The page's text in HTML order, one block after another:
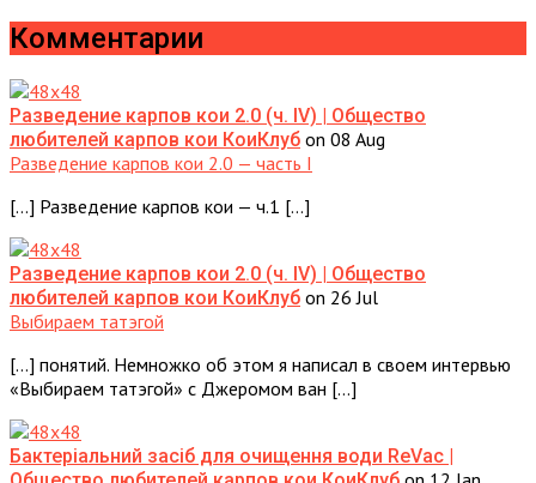
Комментарии
Разведение карпов кои 2.0 (ч. IV) | Общество
любителей карпов кои КоиКлуб on 08 Aug
Разведение карпов кои 2.0 — часть I
[…] Разведение карпов кои — ч.1 […]
Разведение карпов кои 2.0 (ч. IV) | Общество
любителей карпов кои КоиКлуб on 26 Jul
Выбираем татэгой
[…] понятий. Немножко об этом я написал в своем интервью
«Выбираем татэгой» с Джеромом ван […]
Бактеріальний засіб для очищення води ReVac |